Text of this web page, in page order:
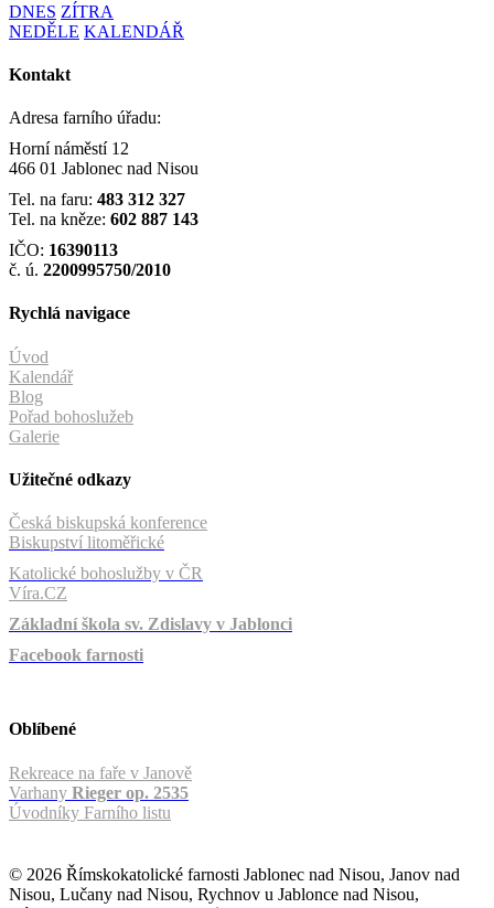
DNES ZÍTRA
NEDĚLE KALENDÁŘ
Kontakt
Adresa farního úřadu:
Horní náměstí 12
466 01 Jablonec nad Nisou
Tel. na faru: 483 312 327
Tel. na kněze: 602 887 143
IČO: 16390113
č. ú. 2200995750/2010
Rychlá navigace
Úvod
Kalendář
Blog
Pořad bohoslužeb
Galerie
Užitečné odkazy
Česká biskupská konference
Biskupství litoměřické
Katolické bohoslužby v ČR
Víra.CZ
Základní škola sv. Zdislavy v Jablonci
Facebook farnosti
Oblíbené
Rekreace na faře v Janově
Varhany Rieger op. 2535
Úvodníky Farního listu
© 2026 Římskokatolické farnosti Jablonec nad Nisou, Janov nad
Nisou, Lučany nad Nisou, Rychnov u Jablonce nad Nisou,